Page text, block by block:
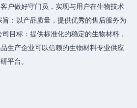
户做好守门员，实现与用户在生物技术
：以产品质量，提供优秀的售后服务为
目标：提供标准化的稳定的生物材料，
生产企业可以信赖的生物材料专业供应
平台。